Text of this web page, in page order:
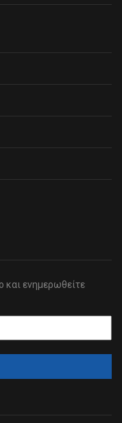
και ενημερωθείτε